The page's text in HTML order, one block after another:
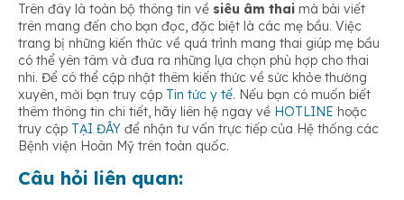
Trên đây là toàn bộ thông tin về siêu âm thai mà bài viết
trên mang đến cho bạn đọc, đặc biệt là các mẹ bầu. Việc
trang bị những kiến thức về quá trình mang thai giúp mẹ bầu
có thể yên tâm và đưa ra những lựa chọn phù hợp cho thai
nhi. Để có thể cập nhật thêm kiến thức về sức khỏe thường
xuyên, mời bạn truy cập Tin tức y tế. Nếu bạn có muốn biết
thêm thông tin chi tiết, hãy liên hệ ngay về HOTLINE hoặc
truy cập TẠI ĐÂY để nhận tư vấn trực tiếp của Hệ thống các
Bệnh viện Hoàn Mỹ trên toàn quốc.
Câu hỏi liên quan: